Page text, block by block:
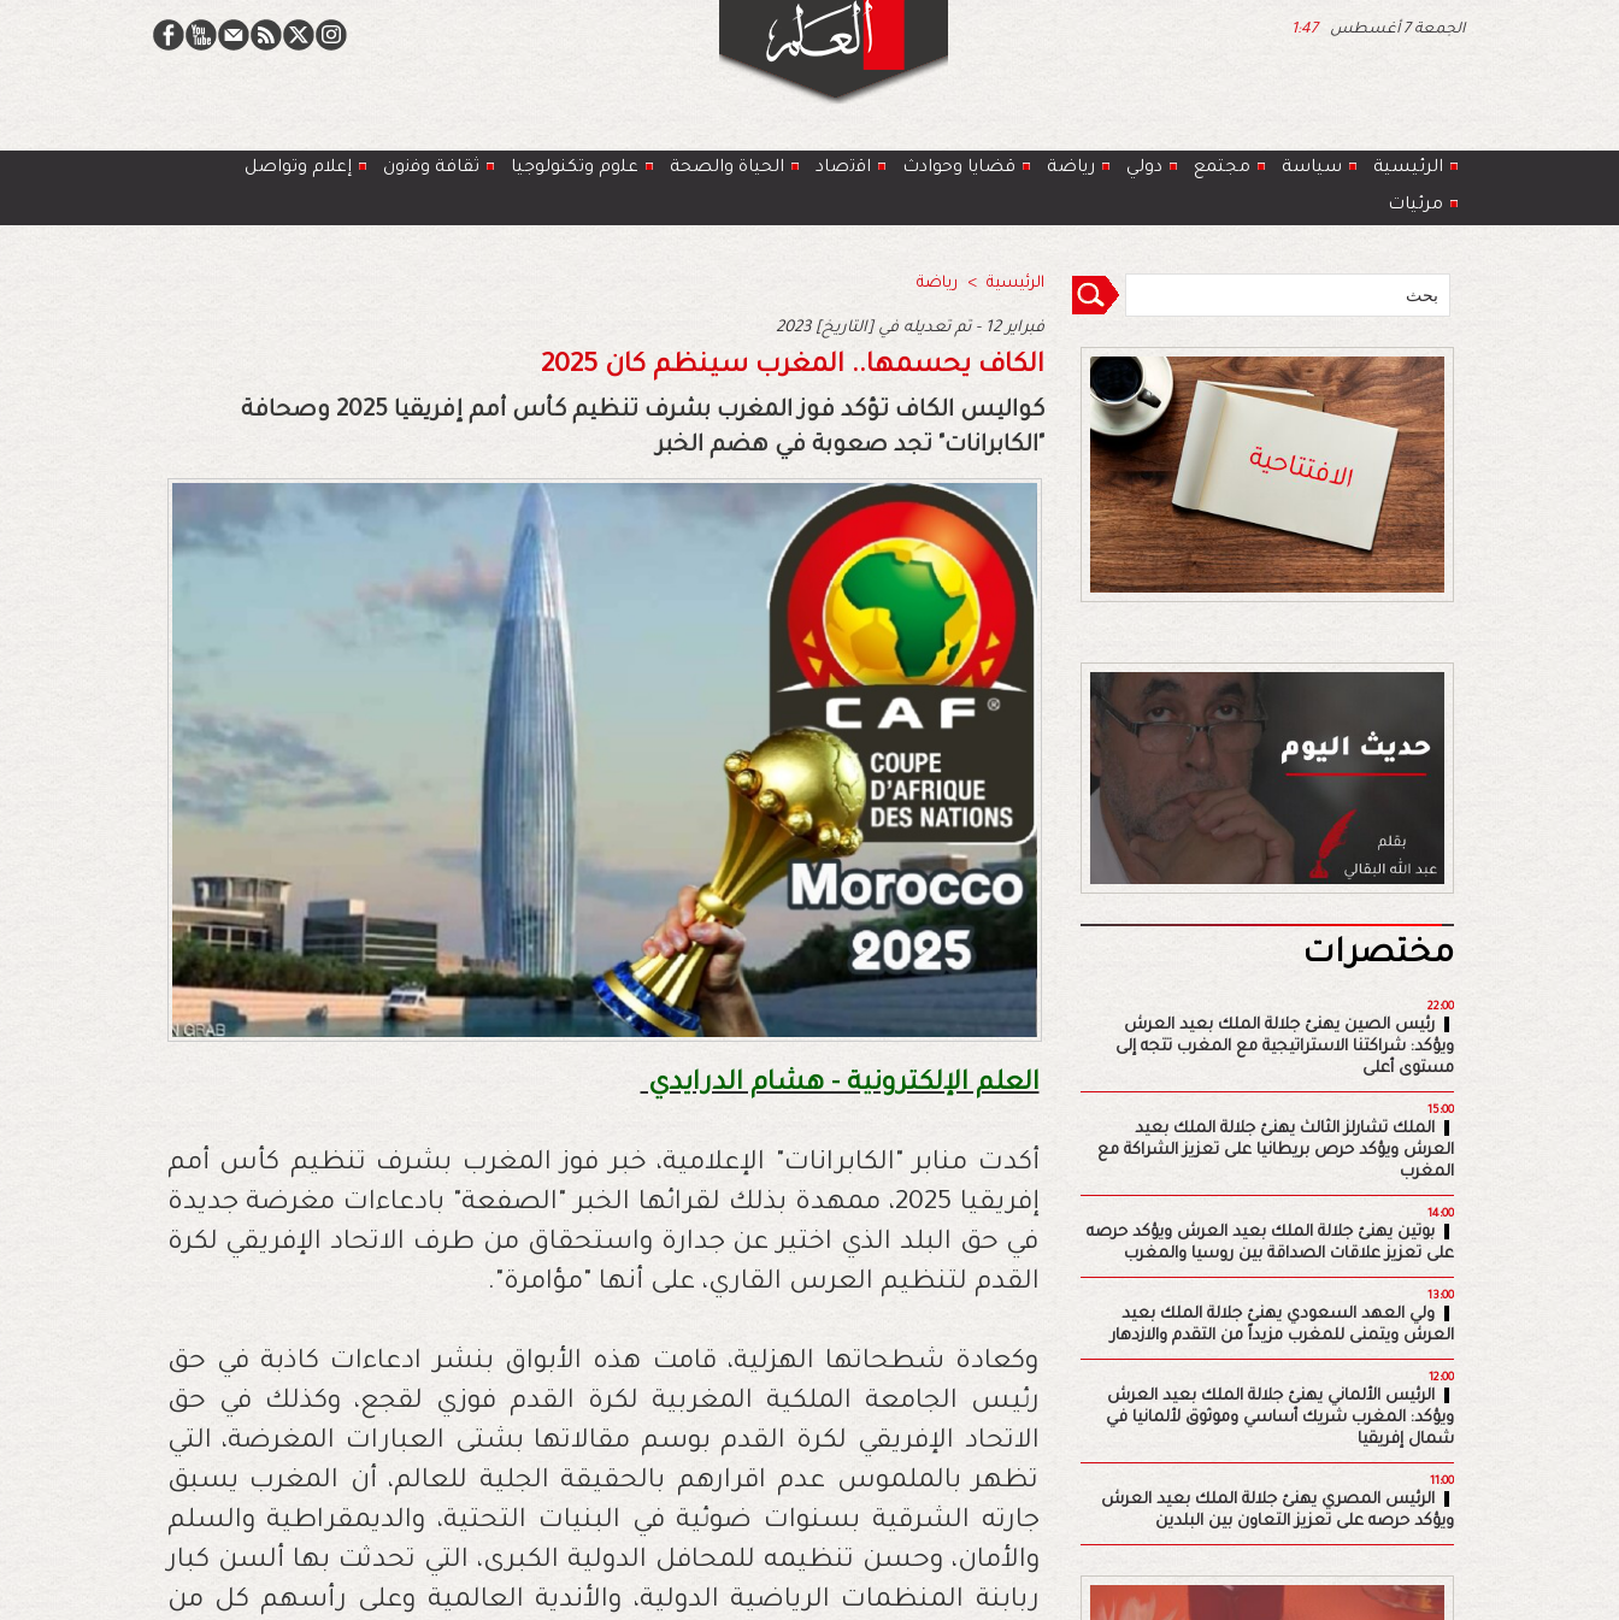
الجمعة 7 أغسطس 1:47
الرئيسية سياسة مجتمع دولي رياضة قضايا وحوادث اﻗﺗﺻﺎد الحياة والصحة ﻋﻠوم وتكنولوجيا ﺛﻘﺎﻓﺔ وﻓﻧون
إعلام وتواصل
مرئيات
الرئيسية > رياضة
2023 فبراير 12 - تم تعديله في [التاريخ]
الكاف يحسمها.. المغرب سينظم كان 2025
كواليس الكاف تؤكد فوز المغرب بشرف تنظيم كأس أمم إفريقيا 2025 وصحافة
"الكابرانات" تجد صعوبة في هضم الخبر
العلم الإلكترونية - هشام الدرايدي
أكدت منابر "الكابرانات" الإعلامية، خبر فوز المغرب بشرف تنظيم كأس أمم
إفريقيا 2025، ممهدة بذلك لقرائها الخبر "الصفعة" بادعاءات مغرضة جديدة
في حق البلد الذي اختير عن جدارة واستحقاق من طرف الاتحاد الإفريقي لكرة
القدم لتنظيم العرس القاري، على أنها "مؤامرة".
وكعادة شطحاتها الهزلية، قامت هذه الأبواق بنشر ادعاءات كاذبة في حق
رئيس الجامعة الملكية المغربية لكرة القدم فوزي لقجع، وكذلك في حق
الاتحاد الإفريقي لكرة القدم بوسم مقالاتها بشتى العبارات المغرضة، التي
تظهر بالملموس عدم اقرارهم بالحقيقة الجلية للعالم، أن المغرب يسبق
جارته الشرقية بسنوات ضوئية في البنيات التحتية، والديمقراطية والسلم
والأمان، وحسن تنظيمه للمحافل الدولية الكبرى، التي تحدثت بها ألسن كبار
ربابنة المنظمات الرياضية الدولية، والأندية العالمية وعلى رأسهم كل من
مختصرات
22:00
رئيس الصين يهنئ جلالة الملك بعيد العرش
ويؤكد: شراكتنا الاستراتيجية مع المغرب تتجه إلى
مستوى أعلى
15:00
الملك تشارلز الثالث يهنئ جلالة الملك بعيد
العرش ويؤكد حرص بريطانيا على تعزيز الشراكة مع
المغرب
14:00
بوتين يهنئ جلالة الملك بعيد العرش ويؤكد حرصه
على تعزيز علاقات الصداقة بين روسيا والمغرب
13:00
ولي العهد السعودي يهنئ جلالة الملك بعيد
العرش ويتمنى للمغرب مزيداً من التقدم والازدهار
12:00
الرئيس الألماني يهنئ جلالة الملك بعيد العرش
ويؤكد: المغرب شريك أساسي وموثوق لألمانيا في
شمال إفريقيا
11:00
الرئيس المصري يهنئ جلالة الملك بعيد العرش
ويؤكد حرصه على تعزيز التعاون بين البلدين